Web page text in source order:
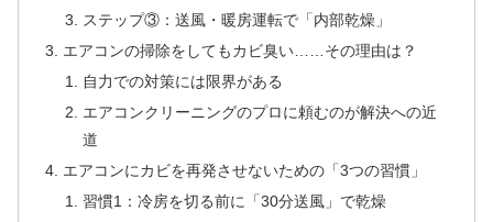
ステップ③：送風・暖房運転で「内部乾燥」
エアコンの掃除をしてもカビ臭い……その理由は？
自力での対策には限界がある
エアコンクリーニングのプロに頼むのが解決への近
道
エアコンにカビを再発させないための「3つの習慣」
習慣1：冷房を切る前に「30分送風」で乾燥